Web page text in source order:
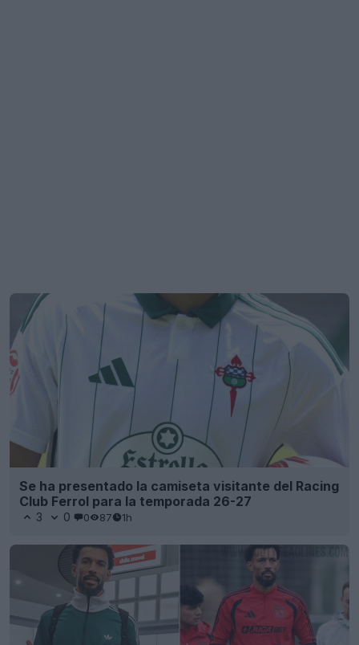
Se ha presentado la camiseta visitante del Racing
Club Ferrol para la temporada 26-27
3 0 0 87 1h